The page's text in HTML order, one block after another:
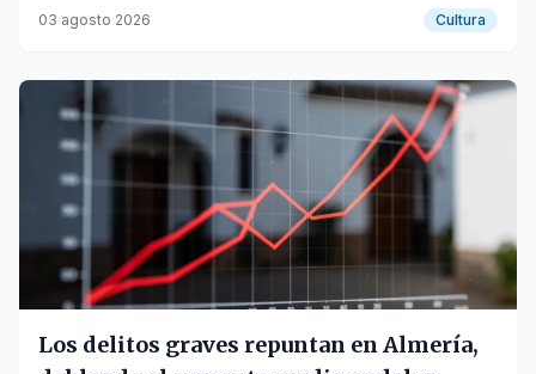
Canónica.
03 agosto 2026 Cultura
Los delitos graves repuntan en Almería,